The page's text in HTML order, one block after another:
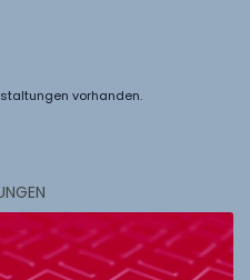
vorhanden.